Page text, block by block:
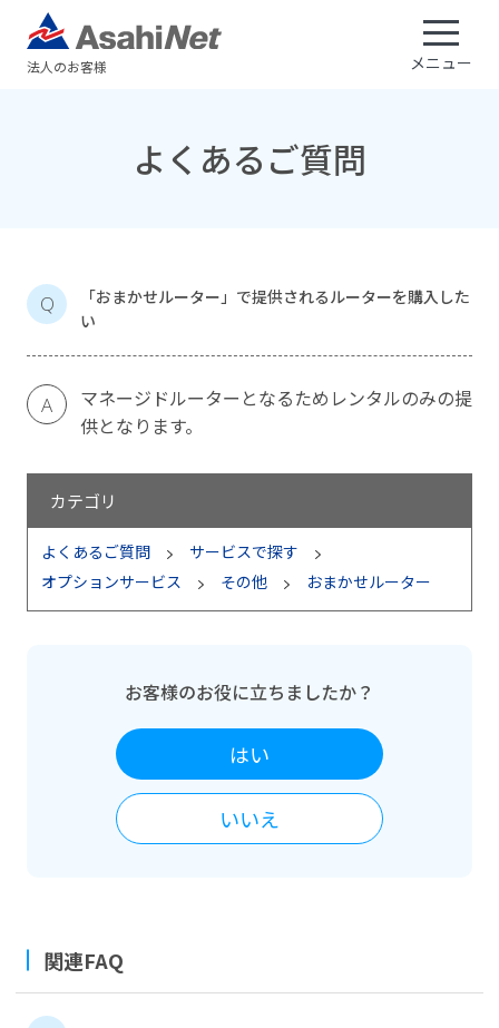
法人のお客様 メニュー
よくあるご質問
Q
「おまかせルーター」で提供されるルーターを購入した
い
A
マネージドルーターとなるためレンタルのみの提
供となります。
カテゴリ
よくあるご質問
サービスで探す
オプションサービス
その他 おまかせルーター
お客様のお役に立ちましたか？
はい
いいえ
関連FAQ